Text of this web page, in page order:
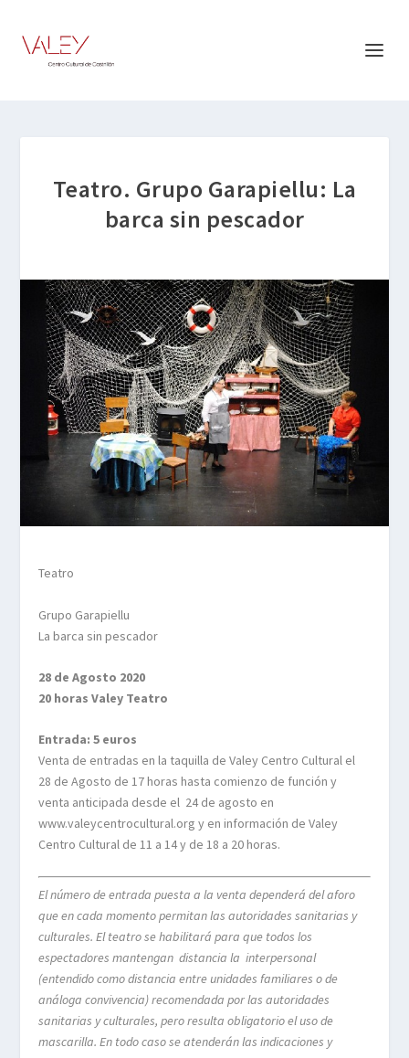
Teatro. Grupo Garapiellu: La
barca sin pescador
Teatro
Grupo Garapiellu
La barca sin pescador
28 de Agosto 2020
20 horas Valey Teatro
Entrada: 5 euros
Venta de entradas en la taquilla de Valey Centro Cultural el
28 de Agosto de 17 horas hasta comienzo de función y
venta anticipada desde el 24 de agosto en
www.valeycentrocultural.org y en información de Valey
Centro Cultural de 11 a 14 y de 18 a 20 horas.
El número de entrada puesta a la venta dependerá del aforo
que en cada momento permitan las autoridades sanitarias y
culturales. El teatro se habilitará para que todos los
espectadores mantengan distancia la interpersonal
(entendido como distancia entre unidades familiares o de
análoga convivencia) recomendada por las autoridades
sanitarias y culturales, pero resulta obligatorio el uso de
mascarilla. En todo caso se atenderán las indicaciones y